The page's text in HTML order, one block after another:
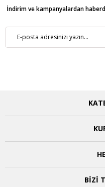
İndirim ve kampanyalardan
BİZİ